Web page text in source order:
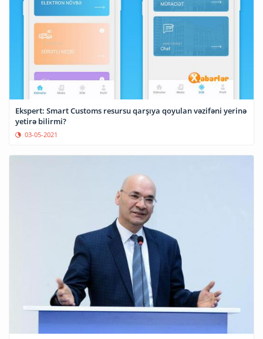
Ekspert: Smart Customs resursu qarşıya qoyulan vəzifəni yerinə
yetirə bilirmi?
03-05-2021